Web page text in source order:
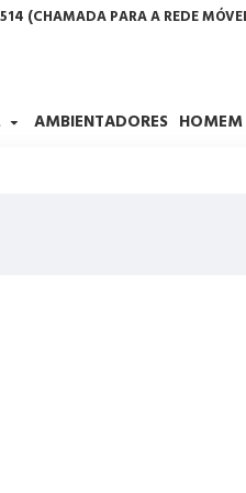
(CHAMADA PARA A REDE
AMBIENTADORES HOMEM